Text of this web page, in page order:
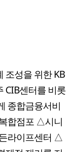
조성을 위한 KB
CIB센터를 비롯
종합금융서비
합점포 △시니
라이프센터 △